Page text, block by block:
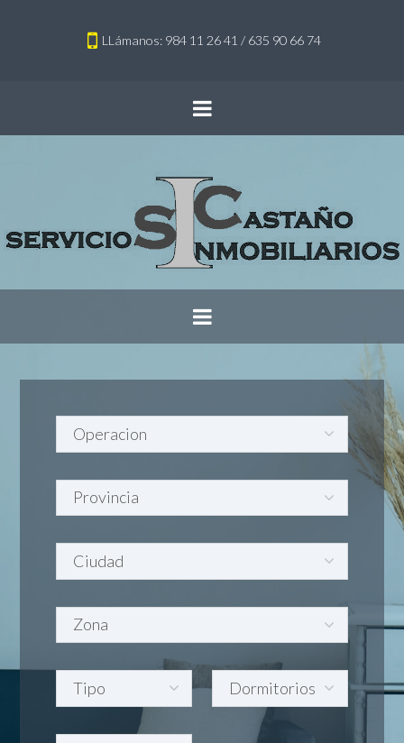
LLámanos: 984 11 26 41 / 635 90 66 74